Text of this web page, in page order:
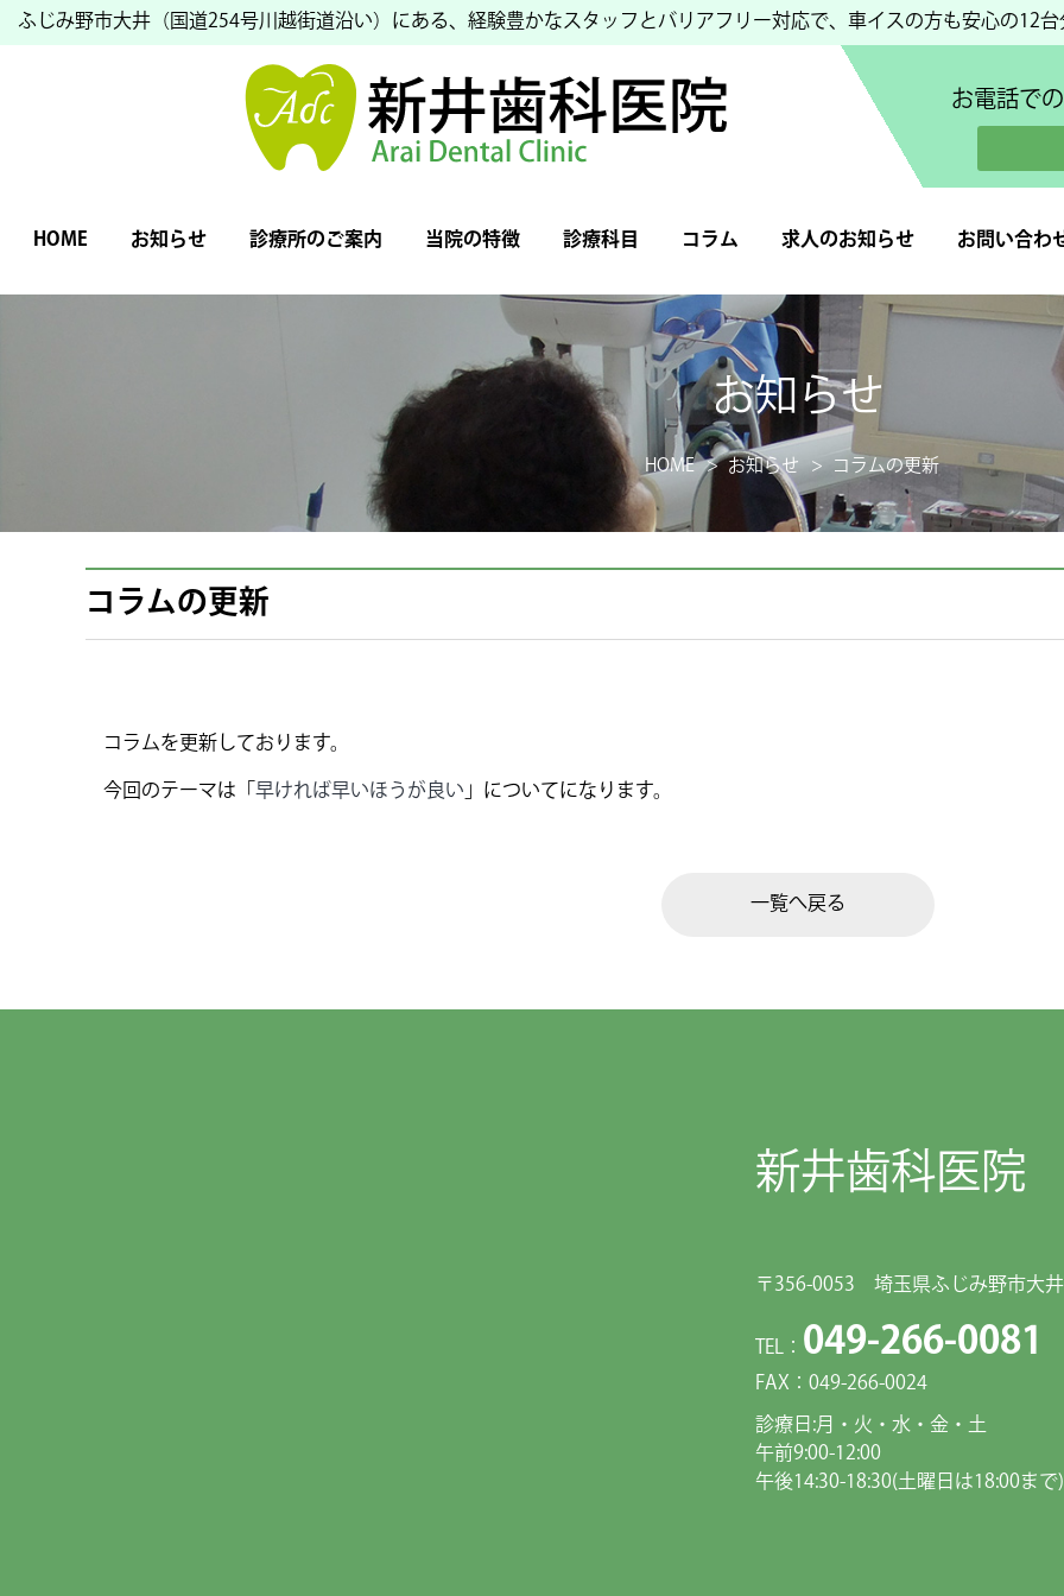
ふじみ野市大井（国道254号川越街道沿い）にある、経験豊かなスタッフとバリアフリー対応で、車イスの方も安心の12
お電話で
HOME お知らせ 診療所のご案内 当院の特徴 診療科目 コラム 求人のお知らせ お問い合わ
お知らせ
HOME お知らせ コラムの更新
コラムの更新
コラムを更新しております。
今回のテーマは「 早ければ早いほうが良い」についてになります。
一覧へ戻る
新井歯科医院
〒356-0053 埼玉県ふじみ野市大
TEL： 049-266-0081
FAX：049-266-0024
診療日:月・火・水・金・土
午前9:00-12:00
午後14:30-18:30(土曜日は18:00まで)